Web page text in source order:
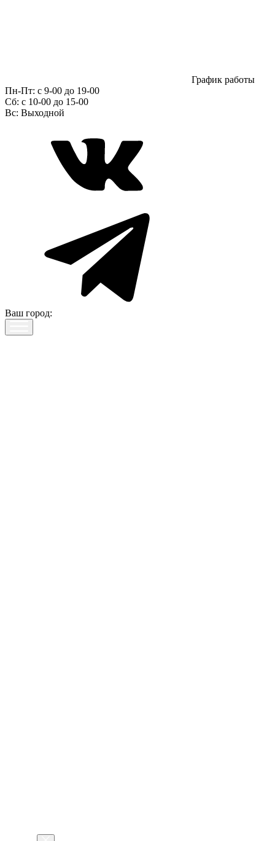
График работы
Пн-Пт: с 9-00 до 19-00
Сб: c 10-00 до 15-00
Вс: Выходной
Ваш город: